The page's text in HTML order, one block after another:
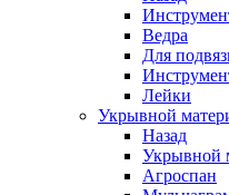
Ведра
Для
Лейки
Укрывной
Назад
Укрывной
Агроспан